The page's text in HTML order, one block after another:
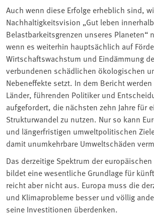
Auch wenn diese Erfolge erheblich sind,
Nachhaltigkeitsvision „Gut leben
Belastbarkeitsgrenzen unseres Planeten“
wenn es weiterhin hauptsächlich auf
Wirtschaftswachstum und Eindämmung
verbundenen schädlichen ökologischen
Nebeneffekte setzt. In dem Bericht
Länder, führenden Politiker und
aufgefordert, die nächsten zehn Jahre für
Strukturwandel zu nutzen. Nur so kann
und längerfristigen umweltpolitischen
damit unumkehrbare Umweltschäden
Das derzeitige Spektrum der
bildet eine wesentliche Grundlage für
reicht aber nicht aus. Europa muss die
und Klimaprobleme besser und völlig
seine Investitionen überdenken.